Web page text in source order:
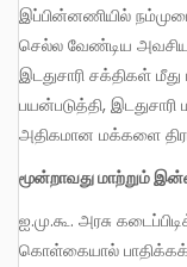
இப்பின்னணியில்
செல்ல வேண்டிய
இடதுசாரி சக்திகள்
பயன்படுத்தி,
அதிகமான மக்களை
மூன்றாவது மாற்றும்
ஐ.மு.கூ. அரசு கடைப்பிடிக்கக் கூடிய தாராளமய பொருளாதாரக்
கொள்கையால்